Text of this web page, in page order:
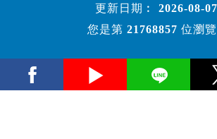
更新日期︰
2026-08-07
您是第 21768857 位瀏